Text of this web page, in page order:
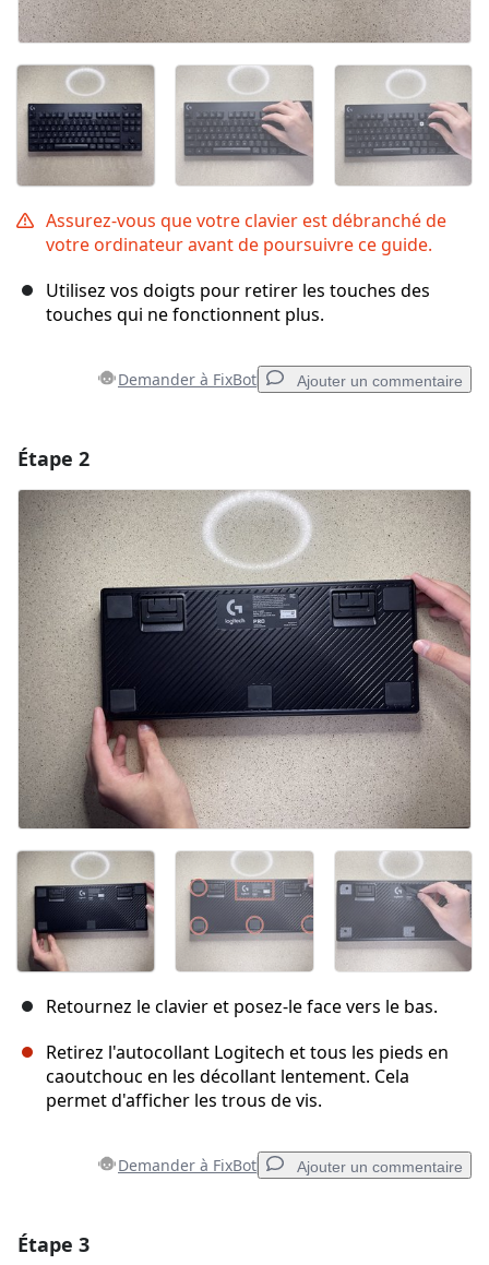
Assurez-vous que votre clavier est débranché de
votre ordinateur avant de poursuivre ce guide.
Utilisez vos doigts pour retirer les touches des
touches qui ne fonctionnent plus.
Demander à FixBot Ajouter un commentaire
Ajouter un commentaire
Annuler Publier un commentaire
Étape 2
Retournez le clavier et posez-le face vers le bas.
Retirez l'autocollant Logitech et tous les pieds en
caoutchouc en les décollant lentement. Cela
permet d'afficher les trous de vis.
Demander à FixBot Ajouter un commentaire
Étape 3